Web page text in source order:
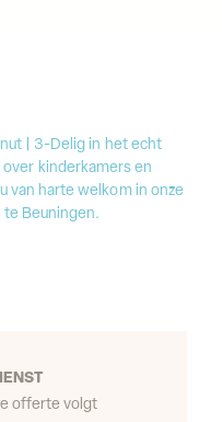
| 3-Delig in het echt
kinderkamers en
van harte welkom in onze
Beuningen.
offerte volgt